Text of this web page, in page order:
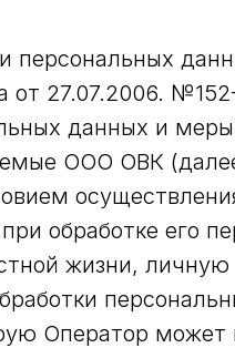
персональных
от 27.07.2006.
данных и
ООО ОВК
обработке его
жизни,
Оператор может